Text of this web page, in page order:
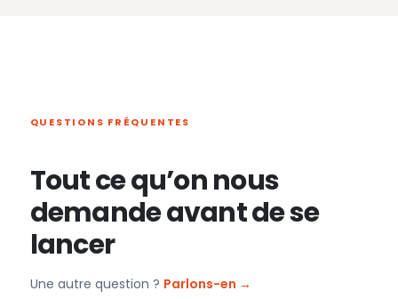
QUESTIONS FRÉQUENTES
Tout ce qu’on nous
demande avant de se
lancer
Une autre question ? Parlons-en →